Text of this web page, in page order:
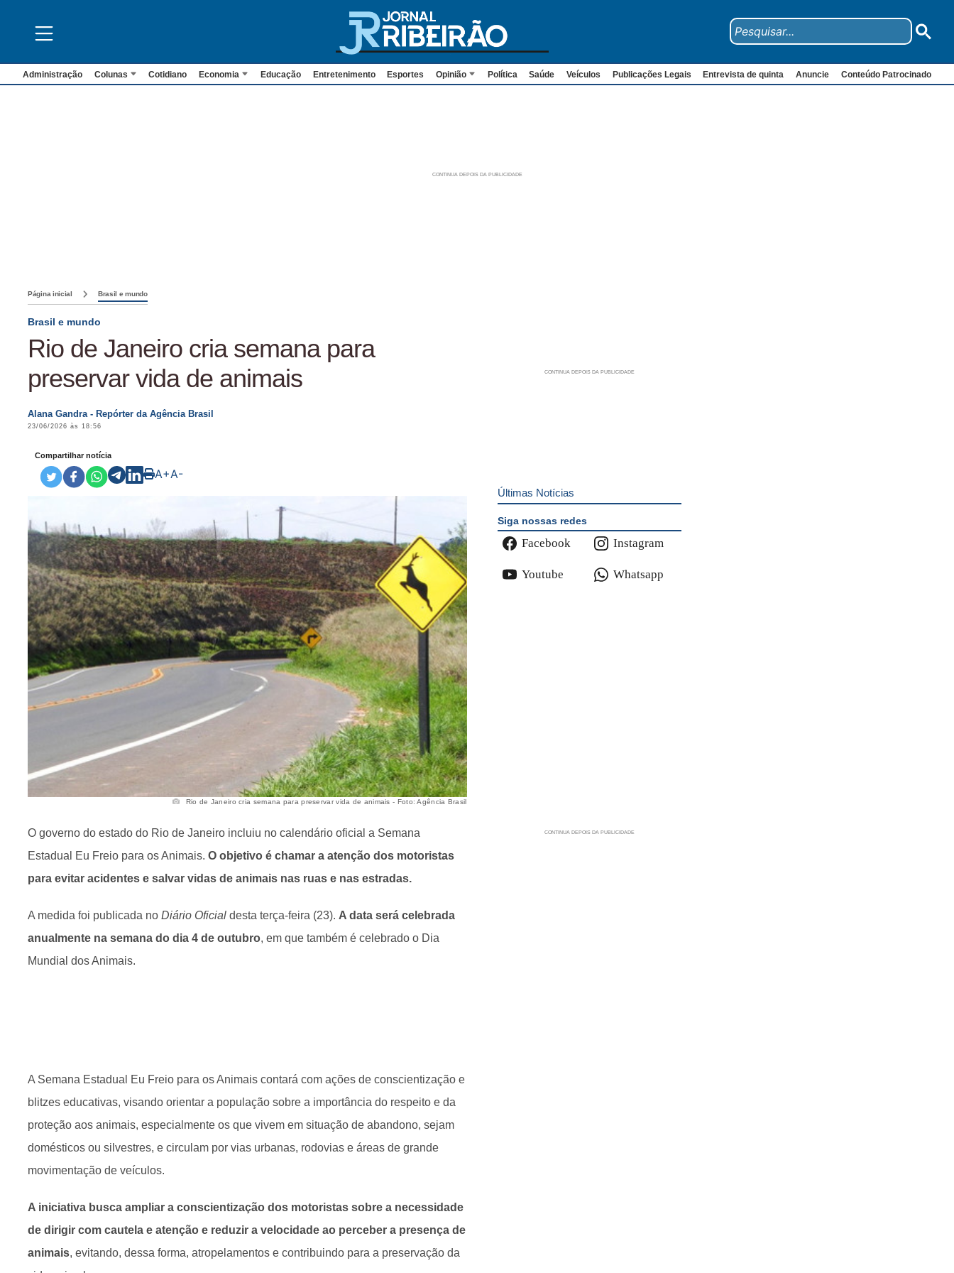
Administração Colunas Cotidiano Economia Educação Entretenimento Esportes Opinião Política Saúde Veículos Publicações Legais Entrevista de quinta Anuncie Conteúdo Patrocinado
Página inicial Brasil e mundo
Brasil e mundo
Rio de Janeiro cria semana para
preservar vida de animais
Alana Gandra - Repórter da Agência Brasil
23/06/2026 às 18:56
Compartilhar notícia
A+A-
Rio de Janeiro cria semana para preservar vida de animais - Foto: Agência Brasil
O governo do estado do Rio de Janeiro incluiu no calendário oficial a Semana
Estadual Eu Freio para os Animais. O objetivo é chamar a atenção dos motoristas
para evitar acidentes e salvar vidas de animais nas ruas e nas estradas.
A medida foi publicada no Diário Oficial desta terça-feira (23). A data será celebrada
anualmente na semana do dia 4 de outubro, em que também é celebrado o Dia
Mundial dos Animais.
A Semana Estadual Eu Freio para os Animais contará com ações de conscientização e
blitzes educativas, visando orientar a população sobre a importância do respeito e da
proteção aos animais, especialmente os que vivem em situação de abandono, sejam
domésticos ou silvestres, e circulam por vias urbanas, rodovias e áreas de grande
movimentação de veículos.
A iniciativa busca ampliar a conscientização dos motoristas sobre a necessidade
de dirigir com cautela e atenção e reduzir a velocidade ao perceber a presença de
animais, evitando, dessa forma, atropelamentos e contribuindo para a preservação da
Últimas Notícias
Siga nossas redes
Facebook Instagram
Youtube Whatsapp